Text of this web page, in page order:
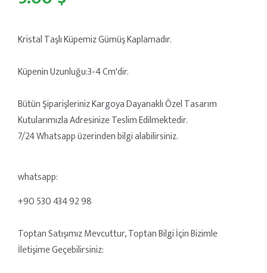
Kristal Taşlı Küpemiz Gümüş Kaplamadır.
Küpenin Uzunluğu:3-4 Cm'dir.
Bütün Şiparişleriniz Kargoya Dayanaklı Özel Tasarım
Kutularımızla Adresinize Teslim Edilmektedir.
7/24 Whatsapp üzerinden bilgi alabilirsiniz.
whatsapp:
+90 530 434 92 98
Toptan Satışımız Mevcuttur, Toptan Bilgi İçin Bizimle
İletişime Geçebilirsiniz: